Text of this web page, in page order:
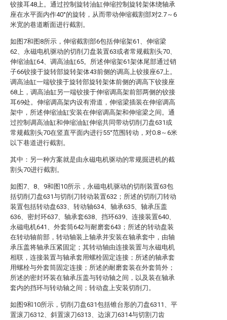
铰接耳48上。通过控制旋转油缸伸缩控制旋转架体绕轴承
座在水平面内作40°的旋转，从而带动伸缩截割部对2.7～6
米宽的巷道断面进行截割。
如图7和图8所示，伸缩截割部6包括伸缩架61、伸缩梁
62、永磁电机驱动的切削刀盘装置63或者常规截割头70、
伸缩油缸64、调高油缸65。所述伸缩架61架体尾部通过销
子66铰接于旋转部旋转架体43前侧的调高上铰接座67上。
调高油缸一端铰接于旋转部旋转架体前侧的调高下铰接座
68上，调高油缸另一端铰接于伸缩调高架前部两侧的铰接
耳69处。伸缩调高架内设有滑道，伸缩梁插装在伸缩调高
架中，所述伸缩油缸安装在伸缩调高架和伸缩梁之间。通
过控制调高油缸和伸缩油缸伸缩共同带动切削刀盘631或
常规截割头70在竖直平面内进行55°范围转动，对0.8～6米
以下巷道进行截割。
其中：另一种方案就是由永磁电机驱动的常规掘进机的截
割头70进行截割。
如图7、8、9和图10所示，永磁电机驱动的切削装置63包
括切削刀盘631与切削刀转动装置632；所述的切削刀转动
装置包括转动盘633、转动轴634、轴承635、轴承压盖
636、密封环637、轴承套638、挡环639、连接装置640、
永磁电机641、外套筒642与耐磨套643；所述的转动盘装
在转动轴前部，转动轴装上轴承并安装在轴承套中，由轴
承压盖将轴承压紧固定；其转动轴由连接装置与永磁电机
相联，连接装置与轴承套用螺栓固定连接；所述的轴承套
用螺栓与外套筒固定连接；所述的耐磨套装在外套筒外；
所述的密封环装在轴承压盖与转动轴之间，以及装在轴承
套内的挡环与转动轴之间；转动盘上安装切削刀。
如图9和10所示，切削刀盘631包括锥台形的刀盘6311、平
置滚刀6312、斜置滚刀6313、边滚刀6314与切割刀齿